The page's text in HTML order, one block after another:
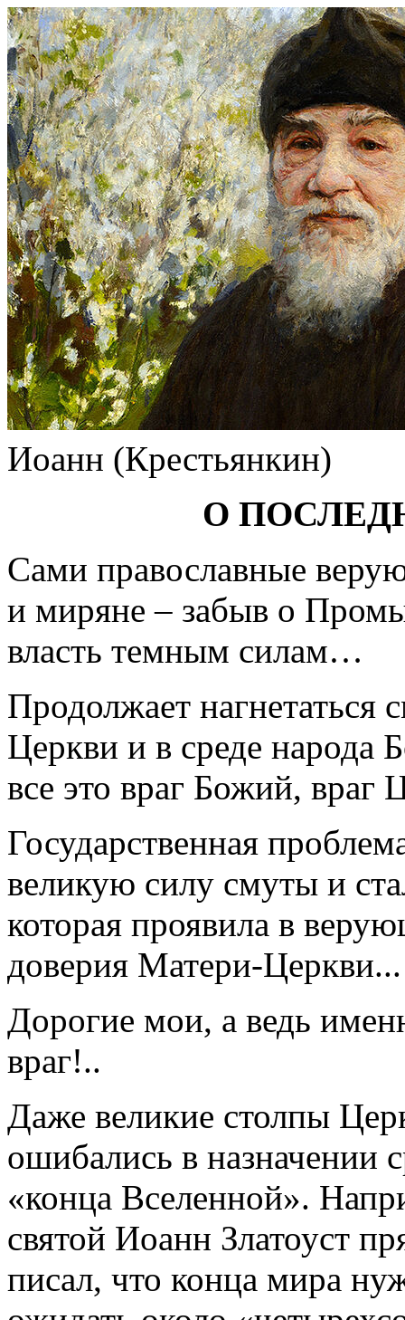
Иоанн (Крестьянкин)
О
Сами православные
и миряне – забыв о
власть темным силам…
Продолжает нагнетаться
Церкви и в среде народа
все это враг Божий, враг
Государственная
великую силу смуты и
которая проявила в
доверия Матери-Церкви...
Дорогие мои, а ведь
враг!..
Даже великие столпы
ошибались в назначении
«конца Вселенной».
святой Иоанн Златоуст
писал, что конца мира